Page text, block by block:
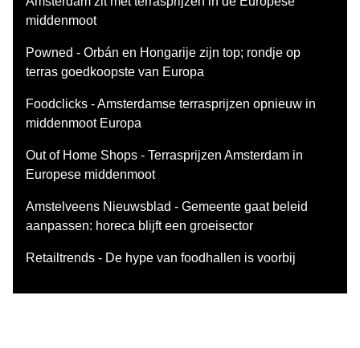
middenmoot
Powned - Orbán en Hongarije zijn top; rondje op
terras goedkoopste van Europa
Foodclicks - Amsterdamse terrasprijzen opnieuw in
middenmoot Europa
Out of Home Shops - Terrasprijzen Amsterdam in
Europese middenmoot
Amstelveens Nieuwsblad - Gemeente gaat beleid
aanpassen: horeca blijft een groeisector
Retailtrends - De hype van foodhallen is voorbij